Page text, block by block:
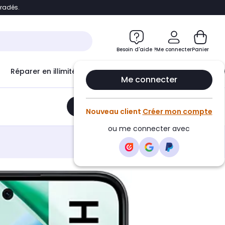
Accéder directement au chatbot
Besoin d'aide ?Me connecter
Me connecter
Nouveau client Créer mon compte
ou me connecter avec
Panier
Réparer en illimité avec Le Club Infinity
Ajouter au panier